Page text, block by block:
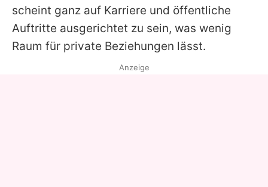
scheint ganz auf Karriere und öffentliche
Auftritte ausgerichtet zu sein, was wenig
Raum für private Beziehungen lässt.
Anzeige